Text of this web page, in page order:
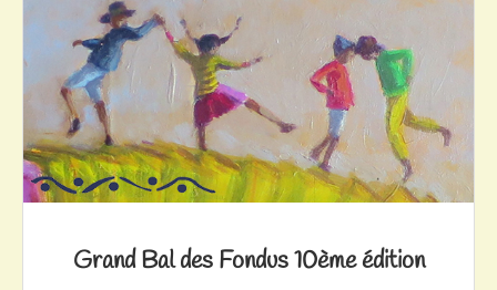
Grand Bal des Fondus 10ème édition